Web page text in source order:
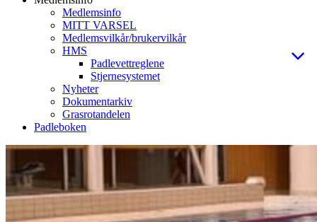
Medlemsinfo
MITT VARSEL
Medlemsvilkår/brukervilkår
HMS
Padlevettreglene
Stjernesystemet
Nyheter
Dokumentarkiv
Grasrotandelen
Padleboken